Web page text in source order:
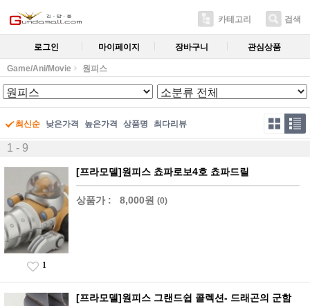
카테고리 검색
로그인 마이페이지 장바구니 관심상품
Game/Ani/Movie 원피스
최신순 낮은가격 높은가격 상품명 최다리뷰
1 - 9
[프라모델]원피스 쵸파로보4호 쵸파드릴
상품가 : 8,000원 (0)
1
[프라모델]원피스 그랜드쉽 콜렉션- 드래곤의 군함